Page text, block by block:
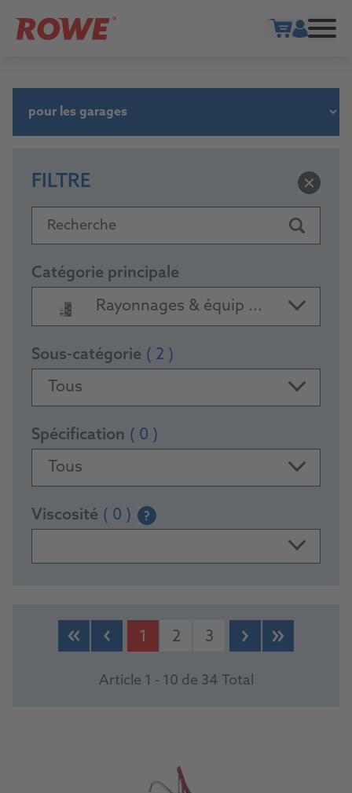
FILTRE
Recherche
Catégorie principale
Rayonnages & équip ...
Sous-catégorie ( 2 )
Tous
Spécification ( 0 )
Tous
Viscosité ( 0 ) ?
PRODUCTS
1 2 3
Article 1 - 10 de 34 Total